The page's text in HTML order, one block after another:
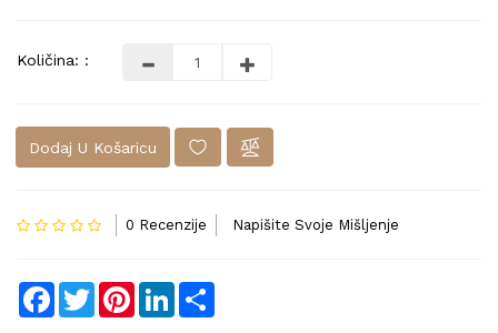
Količina: :
Dodaj U Košaricu
0 Recenzije Napišite Svoje Mišljenje
Facebook
TwitterPinterestLinkedIn